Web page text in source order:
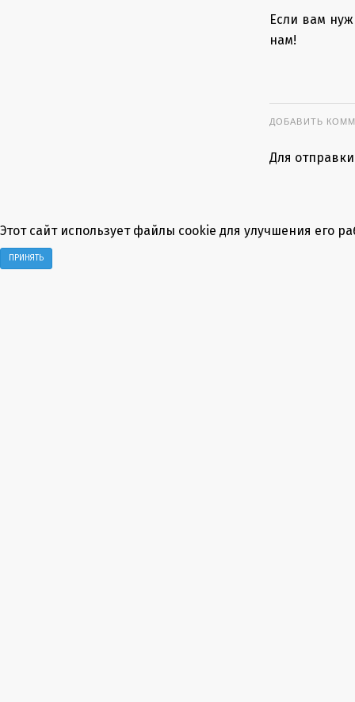
Если вам
нам!
ДОБАВИТЬ
Для
Этот сайт использует файлы cookie для улучшения его
ПРИНЯТЬ